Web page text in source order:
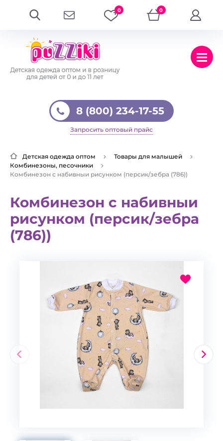
8 (800) 234-17-55
Запросить оптовый прайс
0 0
Детская одежда оптом
Товары для малышей
Комбинезоны, песочники
Комбинезон с набивныи рисунком (персик/зебра (786))
Комбинезон с набивныи
рисунком (персик/зебра
(786))